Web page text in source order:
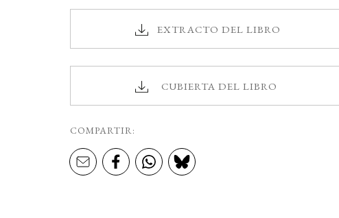
EXTRACTO DEL LIBRO
CUBIERTA DEL LIBRO
COMPARTIR: